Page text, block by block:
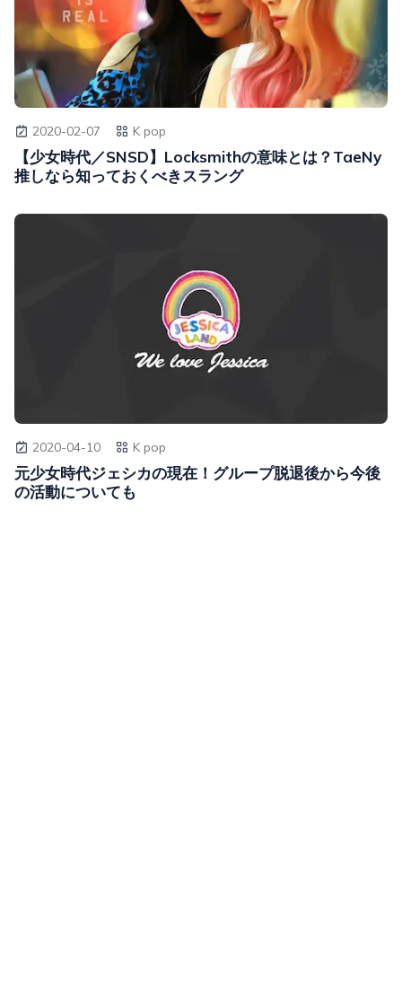
2020-02-07 K pop
【少女時代／SNSD】Locksmithの意味とは？TaeNy
推しなら知っておくべきスラング
2020-04-10 K pop
元少女時代ジェシカの現在！グループ脱退後から今後
の活動についても